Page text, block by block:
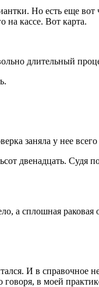
Но есть еще вот
кассе. Вот карта.
длительный
заняла у нее
Судя
а сплошная раковая
И в справочное
в моей